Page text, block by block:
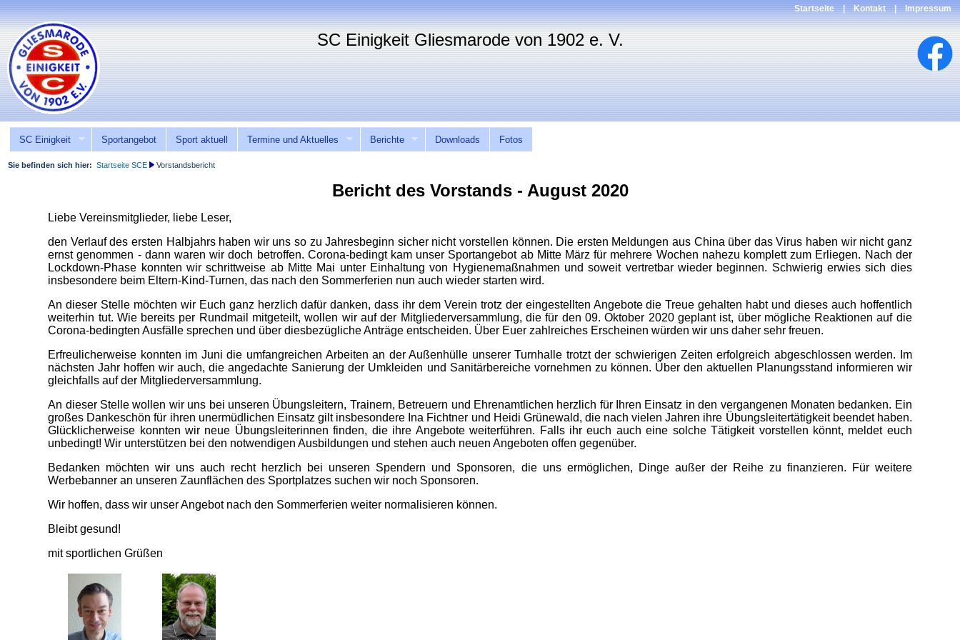
Startseite | Kontakt | Impressum
SC Einigkeit Sportangebot Sport aktuell Termine und Aktuelles Berichte Downloads Fotos
Sie befinden sich hier: Startseite SCE Vorstandsbericht
Bericht des Vorstands - August 2020
Liebe Vereinsmitglieder, liebe Leser,
den Verlauf des ersten Halbjahrs haben wir uns so zu Jahresbeginn sicher nicht vorstellen können. Die ersten Meldungen aus China über das Virus haben wir nicht ganz
ernst genommen - dann waren wir doch betroffen. Corona-bedingt kam unser Sportangebot ab Mitte März für mehrere Wochen nahezu komplett zum Erliegen. Nach der
Lockdown-Phase konnten wir schrittweise ab Mitte Mai unter Einhaltung von Hygienemaßnahmen und soweit vertretbar wieder beginnen. Schwierig erwies sich dies
insbesondere beim Eltern-Kind-Turnen, das nach den Sommerferien nun auch wieder starten wird.
An dieser Stelle möchten wir Euch ganz herzlich dafür danken, dass ihr dem Verein trotz der eingestellten Angebote die Treue gehalten habt und dieses auch hoffentlich
weiterhin tut. Wie bereits per Rundmail mitgeteilt, wollen wir auf der Mitgliederversammlung, die für den 09. Oktober 2020 geplant ist, über mögliche Reaktionen auf die
Corona-bedingten Ausfälle sprechen und über diesbezügliche Anträge entscheiden. Über Euer zahlreiches Erscheinen würden wir uns daher sehr freuen.
Erfreulicherweise konnten im Juni die umfangreichen Arbeiten an der Außenhülle unserer Turnhalle trotzt der schwierigen Zeiten erfolgreich abgeschlossen werden. Im
nächsten Jahr hoffen wir auch, die angedachte Sanierung der Umkleiden und Sanitärbereiche vornehmen zu können. Über den aktuellen Planungsstand informieren wir
gleichfalls auf der Mitgliederversammlung.
An dieser Stelle wollen wir uns bei unseren Übungsleitern, Trainern, Betreuern und Ehrenamtlichen herzlich für Ihren Einsatz in den vergangenen Monaten bedanken. Ein
großes Dankeschön für ihren unermüdlichen Einsatz gilt insbesondere Ina Fichtner und Heidi Grünewald, die nach vielen Jahren ihre Übungsleitertätigkeit beendet haben.
Glücklicherweise konnten wir neue Übungsleiterinnen finden, die ihre Angebote weiterführen. Falls ihr euch auch eine solche Tätigkeit vorstellen könnt, meldet euch
unbedingt! Wir unterstützen bei den notwendigen Ausbildungen und stehen auch neuen Angeboten offen gegenüber.
Bedanken möchten wir uns auch recht herzlich bei unseren Spendern und Sponsoren, die uns ermöglichen, Dinge außer der Reihe zu finanzieren. Für weitere
Werbebanner an unseren Zaunflächen des Sportplatzes suchen wir noch Sponsoren.
Wir hoffen, dass wir unser Angebot nach den Sommerferien weiter normalisieren können.
Bleibt gesund!
mit sportlichen Grüßen